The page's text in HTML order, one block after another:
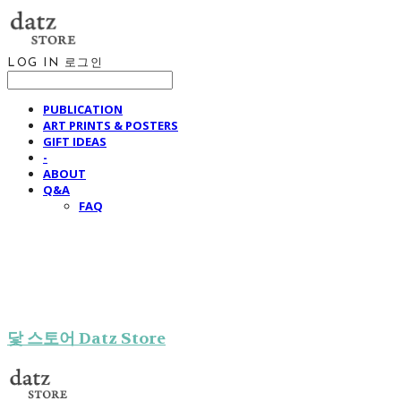
LOG IN 로그인
PUBLICATION
ART PRINTS & POSTERS
GIFT IDEAS
-
ABOUT
Q&A
FAQ
닻 스토어 Datz Store